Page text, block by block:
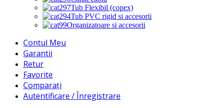
Tub Flexibil (copex)
Tub PVC rigid si accesorii
Organizatoare si accesorii
Contul Meu
Garantii
Retur
Favorite
Comparați
Autentificare / Înregistrare